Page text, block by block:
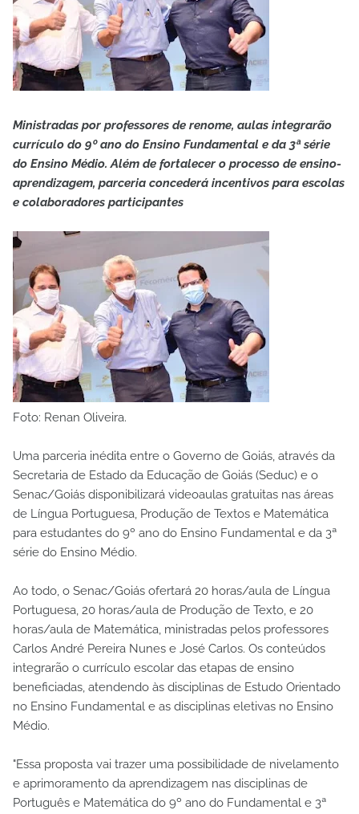
Ministradas por professores de renome, aulas integrarão
currículo do 9º ano do Ensino Fundamental e da 3ª série
do Ensino Médio. Além de fortalecer o processo de ensino-
aprendizagem, parceria concederá incentivos para escolas
e colaboradores participantes
Foto: Renan Oliveira.
Uma parceria inédita entre o Governo de Goiás, através da
Secretaria de Estado da Educação de Goiás (Seduc) e o
Senac/Goiás disponibilizará videoaulas gratuitas nas áreas
de Língua Portuguesa, Produção de Textos e Matemática
para estudantes do 9º ano do Ensino Fundamental e da 3ª
série do Ensino Médio.
Ao todo, o Senac/Goiás ofertará 20 horas/aula de Língua
Portuguesa, 20 horas/aula de Produção de Texto, e 20
horas/aula de Matemática, ministradas pelos professores
Carlos André Pereira Nunes e José Carlos. Os conteúdos
integrarão o currículo escolar das etapas de ensino
beneficiadas, atendendo às disciplinas de Estudo Orientado
no Ensino Fundamental e as disciplinas eletivas no Ensino
Médio.
"Essa proposta vai trazer uma possibilidade de nivelamento
e aprimoramento da aprendizagem nas disciplinas de
Português e Matemática do 9º ano do Fundamental e 3ª